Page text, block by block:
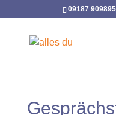
09187